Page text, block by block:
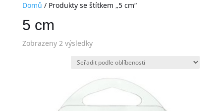
Domů / Produkty se štítkem „5 cm“
5 cm
Zobrazeny 2 výsledky